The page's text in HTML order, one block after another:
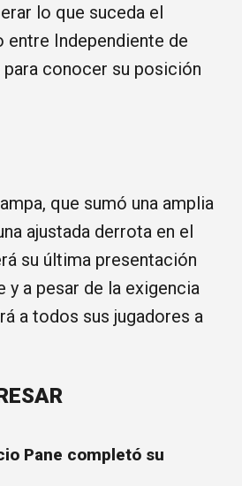
lo que suceda el
entre Independiente de
para conocer su posición
que sumó una amplia
ajustada derrota en el
su última presentación
y a pesar de la exigencia
a todos sus jugadores a
Pane completó su